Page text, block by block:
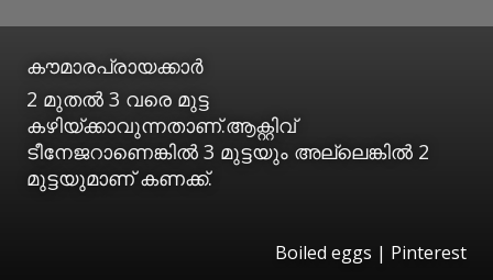
കൗമാരപ്രായക്കാർ
2 മുതൽ 3 വരെ മുട്ട
കഴിയ്ക്കാവുന്നതാണ്.ആക്റ്റിവ്
ടീനേജറാണെങ്കിൽ 3 മുട്ടയും അല്ലെങ്കിൽ 2
മുട്ടയുമാണ് കണക്ക്.
Boiled eggs | Pinterest